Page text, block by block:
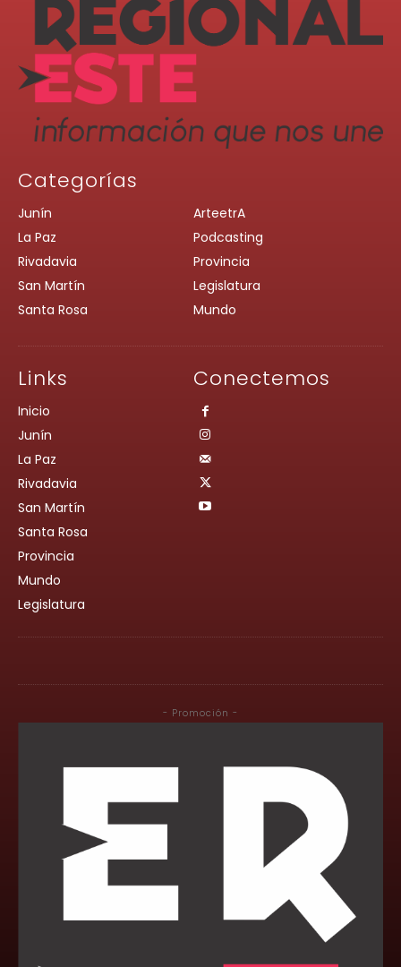
Categorías
Junín
La Paz
Rivadavia
San Martín
Santa Rosa
ArteetrA
Podcasting
Provincia
Legislatura
Mundo
Links
Inicio
Junín
La Paz
Rivadavia
San Martín
Santa Rosa
Provincia
Mundo
Legislatura
Conectemos
- Promoción -